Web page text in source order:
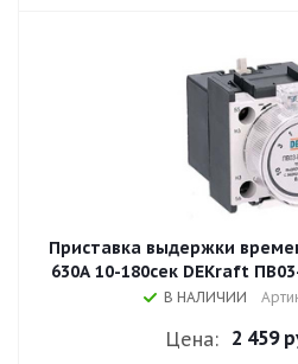
Приставка выдержки
630A 10-180сек DEKraft
В НАЛИЧИИ
Цена: 2 459